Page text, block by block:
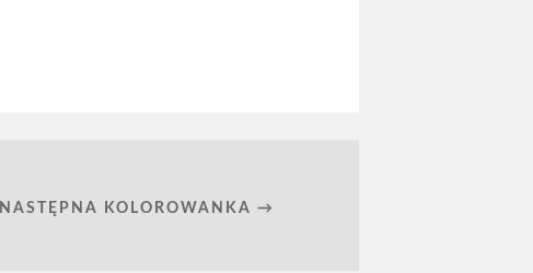
NASTĘPNA KOLOROWANKA →